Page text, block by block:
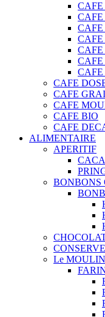
CAFE
CAFE
CAFE
CAFE
CAFE
CAFE
CAFE
CAFE
CAFE
CAFE
CAFE BIO
CAFE
ALIMENTAIRE
APERITIF
BONBONS
Le